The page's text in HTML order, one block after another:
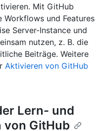
Mit GitHub
und Features
Server-Instance und
nutzen, z. B. die
Beiträge. Weitere
Aktivieren von GitHub
Lern- und
GitHub